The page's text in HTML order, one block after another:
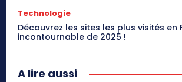
Technologie
Découvrez les sites les plus visités en
incontournable de 2025 !
A lire aussi